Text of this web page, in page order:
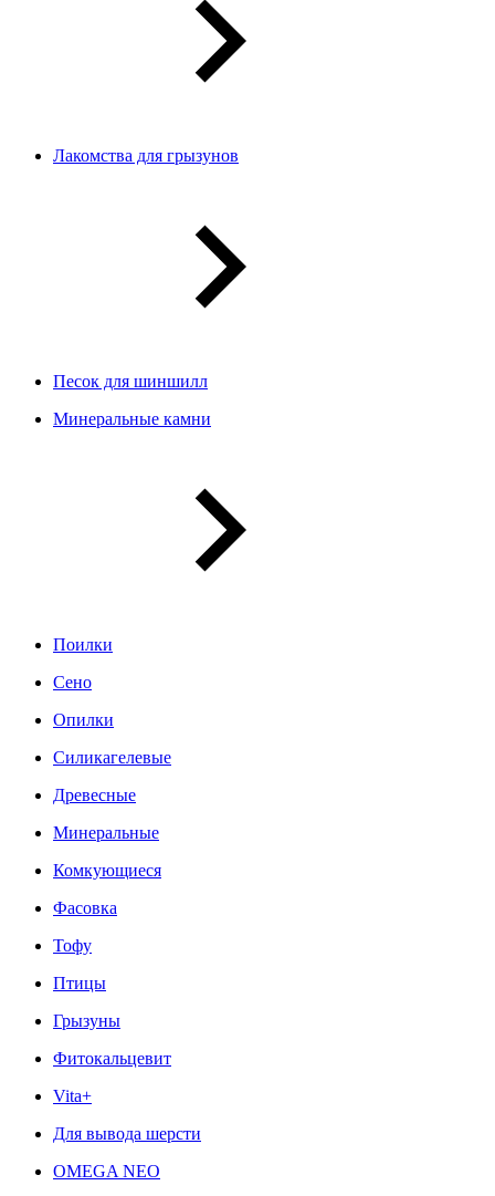
Лакомства для грызунов
Песок для шиншилл
Минеральные камни
Поилки
Сено
Опилки
Силикагелевые
Древесные
Минеральные
Комкующиеся
Фасовка
Тофу
Птицы
Грызуны
Фитокальцевит
Vita+
Для вывода шерсти
OMEGA NEO